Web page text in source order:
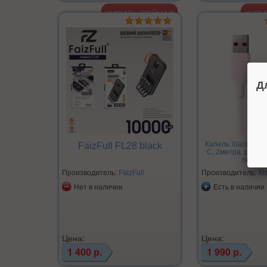
FaizFull FL28 black
Производитель: FaizFull
Нет в наличии
Цена:
1 400 р.
Кабель Xiaomi
C, 2метра,
Производитель:
Есть в наличии
Цена:
1 990 р.